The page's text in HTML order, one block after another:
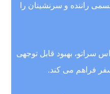
راننده و سرنشینان را
سراتو، بهبود قابل توجهی
فراهم می کند.